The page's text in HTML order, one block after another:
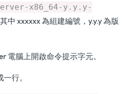
x86_64-y.y.y-
其中 xxxxxx 為組建編號，y.y.y 為版
電腦上開啟命令提示字元。
行。